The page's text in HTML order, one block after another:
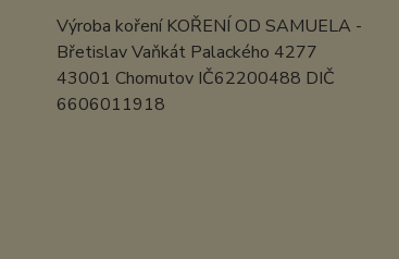
Výroba koření KOŘENÍ OD SAMUELA -
Břetislav Vaňkát Palackého 4277
43001 Chomutov IČ62200488 DIČ
6606011918